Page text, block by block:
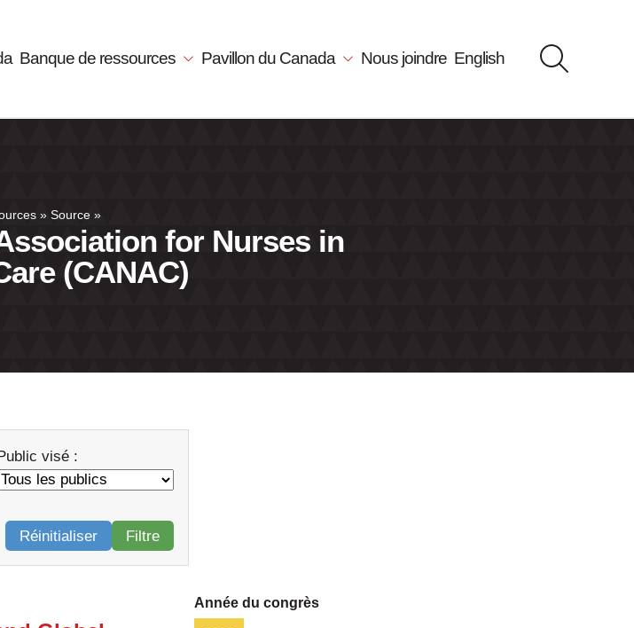
Banque de ressources Pavillon du Canada Nous joindre English
» Source »
for Nurses in
(CANAC)
Public visé :
Réinitialiser
Filtre
Année du congrès